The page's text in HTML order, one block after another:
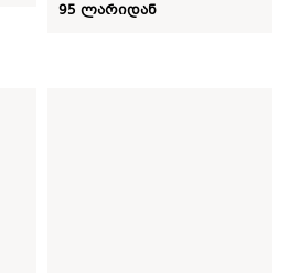
95 ლარიდან